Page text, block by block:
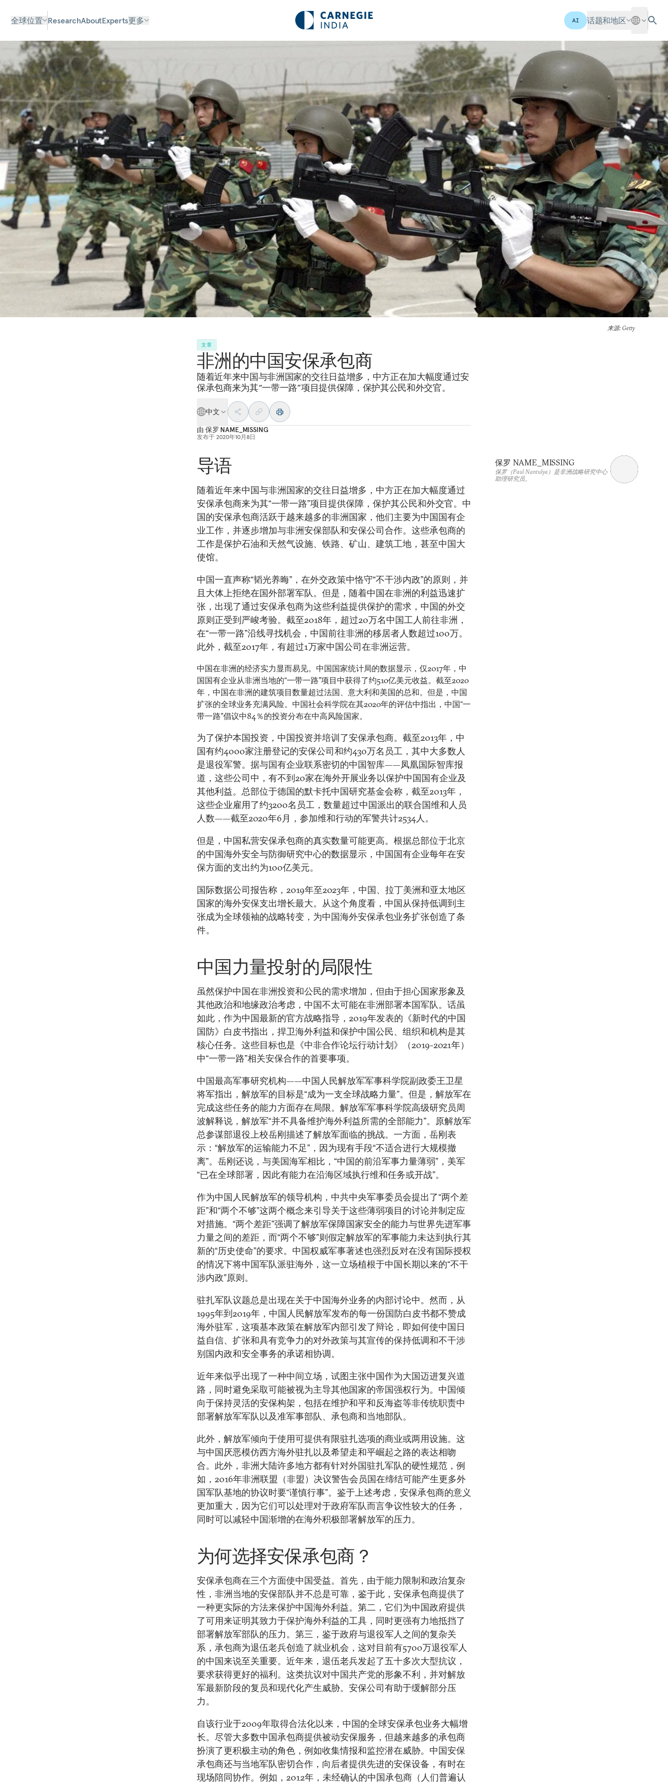
全球位置 ResearchAboutExperts更多 AI 话题和地区
来源: Getty
文章
非洲的中国安保承包商
随着近年来中国与非洲国家的交往日益增多，中方正在加大幅度通过安
保承包商来为其“一带一路”项目提供保障，保护其公民和外交官。
中文
由 保罗 NAME_MISSING
发布于 2020年10月8日
导语
随着近年来中国与非洲国家的交往日益增多，中方正在加大幅度通过
安保承包商来为其“一带一路”项目提供保障，保护其公民和外交官。中
国的安保承包商活跃于越来越多的非洲国家，他们主要为中国国有企
业工作，并逐步增加与非洲安保部队和安保公司合作。这些承包商的
工作是保护石油和天然气设施、铁路、矿山、建筑工地，甚至中国大
使馆。
中国一直声称“韬光养晦”，在外交政策中恪守“不干涉内政”的原则，并
且大体上拒绝在国外部署军队。但是，随着中国在非洲的利益迅速扩
张，出现了通过安保承包商为这些利益提供保护的需求，中国的外交
原则正受到严峻考验。截至2018年，超过20万名中国工人前往非洲，
在“一带一路”沿线寻找机会，中国前往非洲的移居者人数超过100万。
此外，截至2017年，有超过1万家中国公司在非洲运营。
中国在非洲的经济实力显而易见。中国国家统计局的数据显示，仅2017年，中
国国有企业从非洲当地的“一带一路”项目中获得了约510亿美元收益。截至2020
年，中国在非洲的建筑项目数量超过法国、意大利和美国的总和。但是，中国
扩张的全球业务充满风险。中国社会科学院在其2020年的评估中指出，中国“一
带一路”倡议中84％的投资分布在中高风险国家。
为了保护本国投资，中国投资并培训了安保承包商。截至2013年，中
国有约4000家注册登记的安保公司和约430万名员工，其中大多数人
是退役军警。据与国有企业联系密切的中国智库——凤凰国际智库报
道，这些公司中，有不到20家在海外开展业务以保护中国国有企业及
其他利益。总部位于德国的默卡托中国研究基金会称，截至2013年，
这些企业雇用了约3200名员工，数量超过中国派出的联合国维和人员
人数——截至2020年6月，参加维和行动的军警共计2534人。
但是，中国私营安保承包商的真实数量可能更高。根据总部位于北京
的中国海外安全与防御研究中心的数据显示，中国国有企业每年在安
保方面的支出约为100亿美元。
国际数据公司报告称，2019年至2023年，中国、拉丁美洲和亚太地区
国家的海外安保支出增长最大。从这个角度看，中国从保持低调到主
张成为全球领袖的战略转变，为中国海外安保承包业务扩张创造了条
件。
中国力量投射的局限性
虽然保护中国在非洲投资和公民的需求增加，但由于担心国家形象及
其他政治和地缘政治考虑，中国不太可能在非洲部署本国军队。话虽
如此，作为中国最新的官方战略指导，2019年发表的《新时代的中国
国防》白皮书指出，捍卫海外利益和保护中国公民、组织和机构是其
核心任务。这些目标也是《中非合作论坛行动计划》（2019-2021年）
中“一带一路”相关安保合作的首要事项。
中国最高军事研究机构——中国人民解放军军事科学院副政委王卫星
将军指出，解放军的目标是“成为一支全球战略力量”。但是，解放军在
完成这些任务的能力方面存在局限。解放军军事科学院高级研究员周
波解释说，解放军“并不具备维护海外利益所需的全部能力”。原解放军
总参谋部退役上校岳刚描述了解放军面临的挑战。一方面，岳刚表
示：“解放军的运输能力不足”，因为现有手段“不适合进行大规模撤
离”。岳刚还说，与美国海军相比，“中国的前沿军事力量薄弱”，美军
“已在全球部署，因此有能力在沿海区域执行维和任务或开战”。
作为中国人民解放军的领导机构，中共中央军事委员会提出了“两个差
距”和“两个不够”这两个概念来引导关于这些薄弱项目的讨论并制定应
对措施。“两个差距”强调了解放军保障国家安全的能力与世界先进军事
力量之间的差距，而“两个不够”则假定解放军的军事能力未达到执行其
新的“历史使命”的要求。中国权威军事著述也强烈反对在没有国际授权
的情况下将中国军队派驻海外，这一立场植根于中国长期以来的“不干
涉内政”原则。
驻扎军队议题总是出现在关于中国海外业务的内部讨论中。然而，从
1995年到2019年，中国人民解放军发布的每一份国防白皮书都不赞成
海外驻军，这项基本政策在解放军内部引发了辩论，即如何使中国日
益自信、扩张和具有竞争力的对外政策与其宣传的保持低调和不干涉
别国内政和安全事务的承诺相协调。
近年来似乎出现了一种中间立场，试图主张中国作为大国迈进复兴道
路，同时避免采取可能被视为主导其他国家的帝国强权行为。中国倾
向于保持灵活的安保构架，包括在维护和平和反海盗等非传统职责中
部署解放军军队以及准军事部队、承包商和当地部队。
此外，解放军倾向于使用可提供有限驻扎选项的商业或两用设施。这
与中国厌恶模仿西方海外驻扎以及希望走和平崛起之路的表达相吻
合。此外，非洲大陆许多地方都有针对外国驻扎军队的硬性规范，例
如，2016年非洲联盟（非盟）决议警告会员国在缔结可能产生更多外
国军队基地的协议时要“谨慎行事”。鉴于上述考虑，安保承包商的意义
更加重大，因为它们可以处理对于政府军队而言争议性较大的任务，
同时可以减轻中国渐增的在海外积极部署解放军的压力。
为何选择安保承包商？
安保承包商在三个方面使中国受益。首先，由于能力限制和政治复杂
性，非洲当地的安保部队并不总是可靠，鉴于此，安保承包商提供了
一种更实际的方法来保护中国海外利益。第二，它们为中国政府提供
了可用来证明其致力于保护海外利益的工具，同时更强有力地抵挡了
部署解放军部队的压力。第三，鉴于政府与退役军人之间的复杂关
系，承包商为退伍老兵创造了就业机会，这对目前有5700万退役军人
的中国来说至关重要。近年来，退伍老兵发起了五十多次大型抗议，
要求获得更好的福利。这类抗议对中国共产党的形象不利，并对解放
军最新阶段的复员和现代化产生威胁。安保公司有助于缓解部分压
力。
自该行业于2009年取得合法化以来，中国的全球安保承包业务大幅增
长。尽管大多数中国承包商提供被动安保服务，但越来越多的承包商
扮演了更积极主动的角色，例如收集情报和监控潜在威胁。中国安保
承包商还与当地军队密切合作，向后者提供先进的安保设备，有时在
现场陪同协作。例如，2012年，未经确认的中国承包商（人们普遍认
保罗 NAME_MISSING
保罗（Paul Nantulya）是非洲战略研究中心
助理研究员。